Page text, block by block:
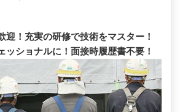
迎！充実の研修で技術をマスター！
ッショナルに！面接時履歴書不要！